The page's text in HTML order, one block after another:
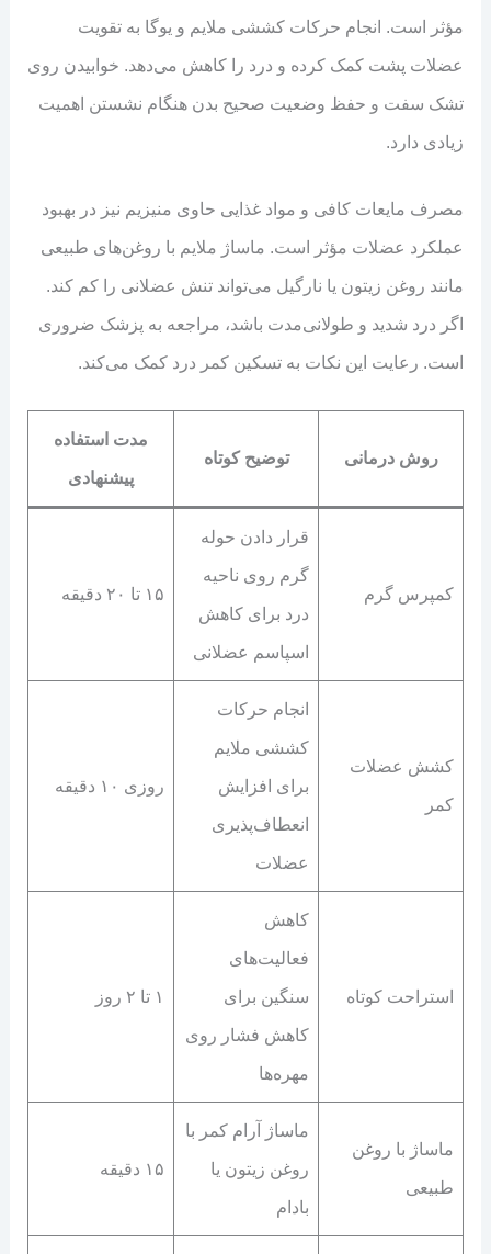
مؤثر است. انجام حرکات کششی ملایم و یوگا به تقویت
عضلات پشت کمک کرده و درد را کاهش می‌دهد. خوابیدن روی
تشک سفت و حفظ وضعیت صحیح بدن هنگام نشستن اهمیت
زیادی دارد.
مصرف مایعات کافی و مواد غذایی حاوی منیزیم نیز در بهبود
عملکرد عضلات مؤثر است. ماساژ ملایم با روغن‌های طبیعی
مانند روغن زیتون یا نارگیل می‌تواند تنش عضلانی را کم کند.
اگر درد شدید و طولانی‌مدت باشد، مراجعه به پزشک ضروری
است. رعایت این نکات به تسکین کمر درد کمک می‌کند.
روش درمانی توضیح کوتاه
مدت استفاده
پیشنهادی
کمپرس گرم
قرار دادن حوله
گرم روی ناحیه
درد برای کاهش
اسپاسم عضلانی
۱۵ تا ۲۰ دقیقه
کشش عضلات
کمر
انجام حرکات
کششی ملایم
برای افزایش
انعطاف‌پذیری
عضلات
روزی ۱۰ دقیقه
استراحت کوتاه
کاهش
فعالیت‌های
سنگین برای
کاهش فشار روی
مهره‌ها
۱ تا ۲ روز
ماساژ با روغن
طبیعی
ماساژ آرام کمر با
روغن زیتون یا
بادام
۱۵ دقیقه